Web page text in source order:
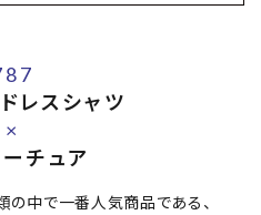
レスシャツ
×
チュア
の中で一番人気商品である、